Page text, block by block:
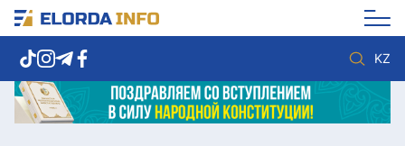
KZ